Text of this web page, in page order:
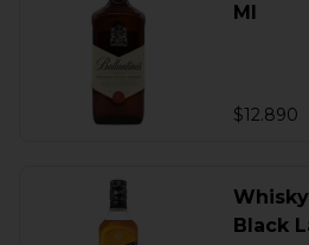
Ml
$12.890
Black